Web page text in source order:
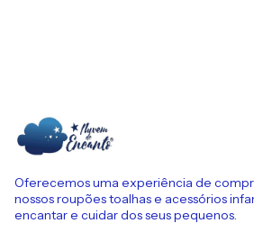
Oferecemos uma experiência de
nossos roupões toalhas e acessórios
encantar e cuidar dos seus pequenos.